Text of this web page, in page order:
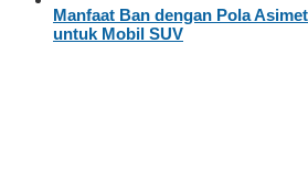
Manfaat Ban dengan Pola
untuk Mobil SUV